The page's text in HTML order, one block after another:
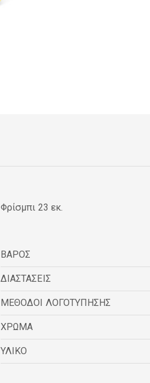
Φρίσμπι 23 εκ.
ΒΑΡΟΣ
ΔΙΑΣΤΑΣΕΙΣ
ΜΕΘΟΔΟΙ ΛΟΓΟΤΥΠΗΣΗΣ
ΧΡΩΜΑ
ΥΛΙΚΟ